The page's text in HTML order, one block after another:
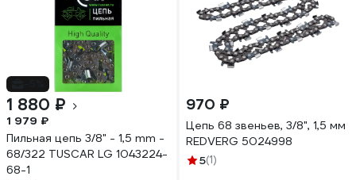
1 880 ₽
1 979 ₽
Пильная цепь 3/8" - 1,5 mm -
68/322 TUSCAR LG 1043224-
68-1
970 ₽
Цепь 68 звеньев, 3/8", 1,5 мм
REDVERG 5024998
5(1)